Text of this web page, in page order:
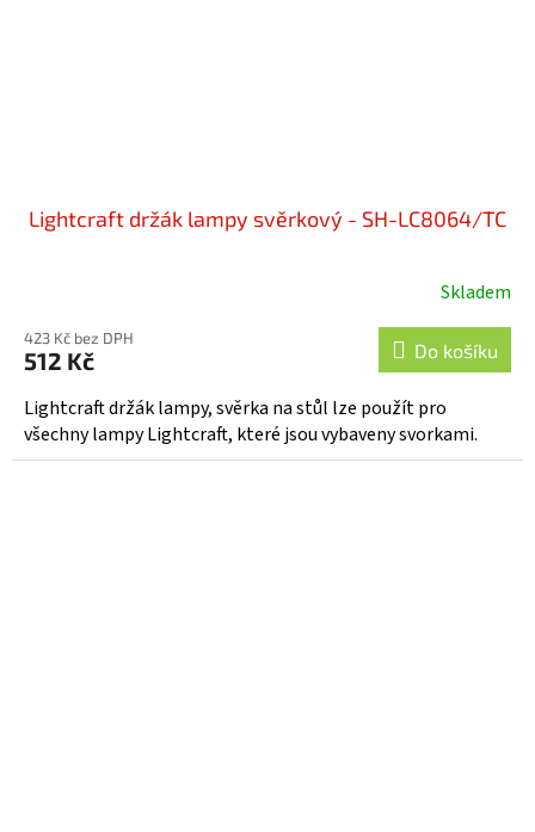
Lightcraft držák lampy svěrkový - SH-LC8064/TC
produktu
je
5,0
z
5
Skladem
423 Kč bez DPH
512 Kč Do košíku
Lightcraft držák lampy, svěrka na stůl lze použít pro
všechny lampy Lightcraft, které jsou vybaveny svorkami.